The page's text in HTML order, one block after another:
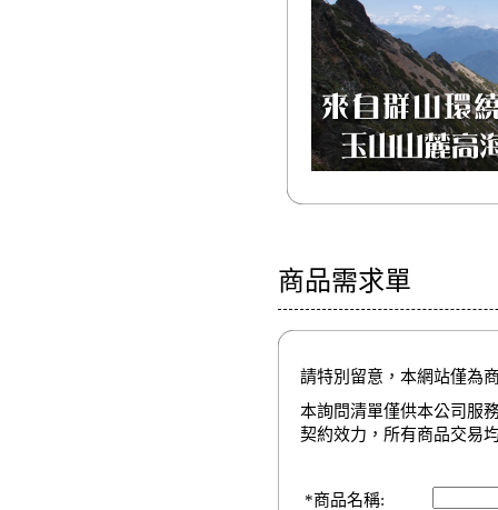
商品需求單
請特別留意，本網站僅為
本詢問清單僅供本公司服
契約效力，所有商品交易
*商品名稱: